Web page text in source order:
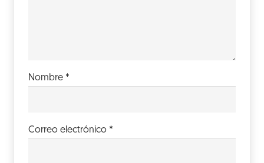
Nombre *
Correo electrónico *